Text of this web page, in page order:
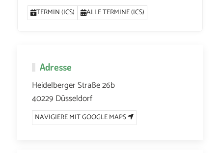
TERMIN (ICS) ALLE TERMINE (ICS)
Adresse
Heidelberger Straße 26b
40229 Düsseldorf
NAVIGIERE MIT GOOGLE MAPS